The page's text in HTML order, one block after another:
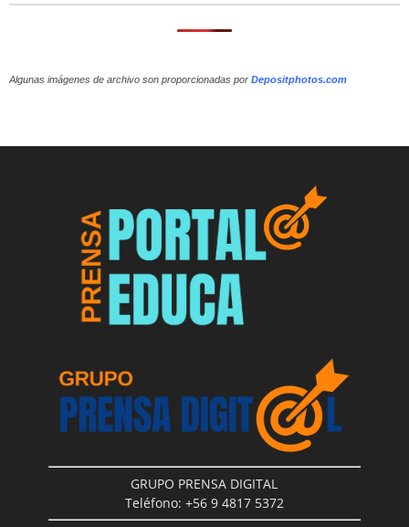
Algunas imágenes de archivo son proporcionadas por Depositphotos.com
GRUPO PRENSA DIGITAL
Teléfono: +56 9 4817 5372